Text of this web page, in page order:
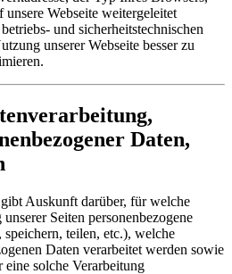
Webseite weitergeleitet
und sicherheitstechnischen
unserer Webseite besser zu
Daten,
Auskunft darüber, für welche
Seiten personenbezogene
teilen, etc.), welche
Daten verarbeitet werden sowie
solche Verarbeitung